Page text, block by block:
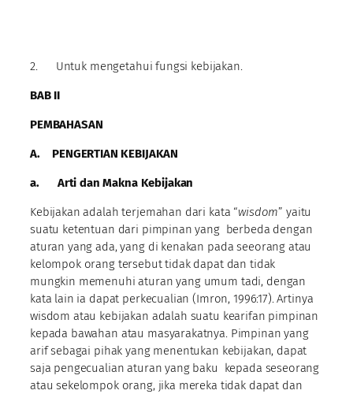
2. Untuk mengetahui fungsi kebijakan.
BAB II
PEMBAHASAN
A. PENGERTIAN KEBIJAKAN
a. Arti dan Makna Kebijakan
Kebijakan adalah terjemahan dari kata “wisdom” yaitu
suatu ketentuan dari pimpinan yang berbeda dengan
aturan yang ada, yang di kenakan pada seeorang atau
kelompok orang tersebut tidak dapat dan tidak
mungkin memenuhi aturan yang umum tadi, dengan
kata lain ia dapat perkecualian (Imron, 1996:17). Artinya
wisdom atau kebijakan adalah suatu kearifan pimpinan
kepada bawahan atau masyarakatnya. Pimpinan yang
arif sebagai pihak yang menentukan kebijakan, dapat
saja pengecualian aturan yang baku kepada seseorang
atau sekelompok orang, jika mereka tidak dapat dan